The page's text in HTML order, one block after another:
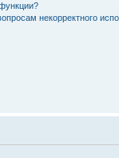
некорректного